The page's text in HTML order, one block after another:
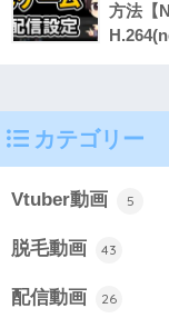
方法【
カテゴリー
Vtuber動画 5
脱毛動画 43
配信動画 26